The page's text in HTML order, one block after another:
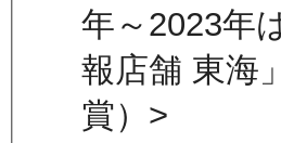
年～2023年
報店舗 東海
賞）>